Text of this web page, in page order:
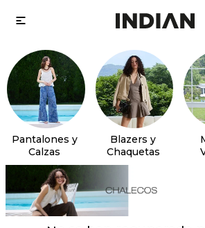

Pantalones y
Calzas
Blazers y
Chaquetas